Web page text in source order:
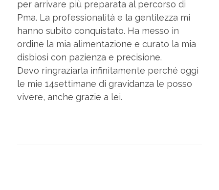
per arrivare più preparata al percorso di
Pma. La professionalità e la gentilezza mi
hanno subito conquistato. Ha messo in
ordine la mia alimentazione e curato la mia
disbiosi con pazienza e precisione.
Devo ringraziarla infinitamente perché oggi
le mie 14settimane di gravidanza le posso
vivere, anche grazie a lei.